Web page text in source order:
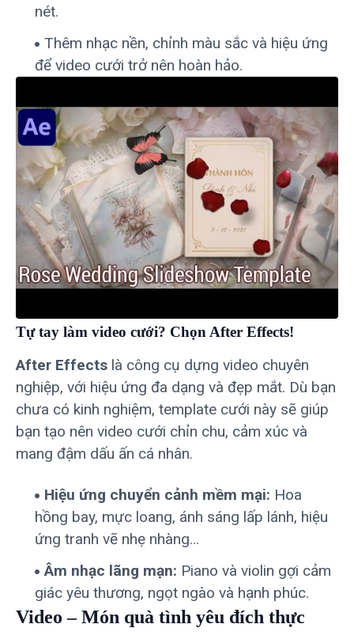
nét.
Thêm nhạc nền, chỉnh màu sắc và hiệu ứng
để video cưới trở nên hoàn hảo.
Tự tay làm video cưới? Chọn After Effects!
After Effects là công cụ dựng video chuyên
nghiệp, với hiệu ứng đa dạng và đẹp mắt. Dù bạn
chưa có kinh nghiệm, template cưới này sẽ giúp
bạn tạo nên video cưới chỉn chu, cảm xúc và
mang đậm dấu ấn cá nhân.
Hiệu ứng chuyển cảnh mềm mại: Hoa
hồng bay, mực loang, ánh sáng lấp lánh, hiệu
ứng tranh vẽ nhẹ nhàng…
Âm nhạc lãng mạn: Piano và violin gợi cảm
giác yêu thương, ngọt ngào và hạnh phúc.
Video – Món quà tình yêu đích thực